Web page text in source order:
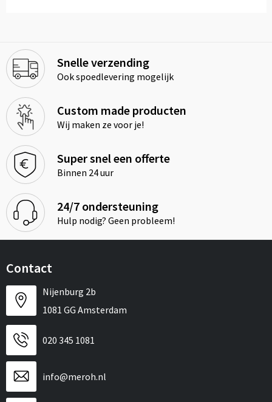
Snelle verzending
Ook spoedlevering mogelijk
Custom made producten
Wij maken ze voor je!
Super snel een offerte
Binnen 24 uur
24/7 ondersteuning
Hulp nodig? Geen probleem!
Contact
Nijenburg 2b
1081 GG Amsterdam
020 345 1081
info@meroh.nl